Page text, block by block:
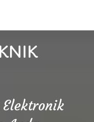
Elektronik